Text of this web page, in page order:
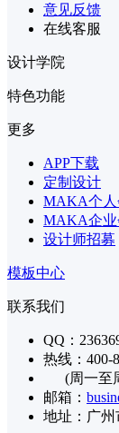
意见反馈
在线客服
设计学院
特色功能
更多
APP下载
定制设计
MAKA个人
MAKA企业
设计师招募
模板中心
联系我们
QQ：
热线：400-
(周一至
邮箱：
地址：广州